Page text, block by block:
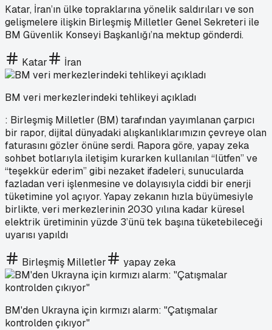
Katar, İran’ın ülke topraklarına yönelik saldırıları ve son
gelişmelere ilişkin Birleşmiş Milletler Genel Sekreteri ile
BM Güvenlik Konseyi Başkanlığı’na mektup gönderdi.
Katar İran
BM veri merkezlerindeki tehlikeyi açıkladı
: Birleşmiş Milletler (BM) tarafından yayımlanan çarpıcı
bir rapor, dijital dünyadaki alışkanlıklarımızın çevreye olan
faturasını gözler önüne serdi. Rapora göre, yapay zeka
sohbet botlarıyla iletişim kurarken kullanılan “lütfen” ve
“teşekkür ederim” gibi nezaket ifadeleri, sunucularda
fazladan veri işlenmesine ve dolayısıyla ciddi bir enerji
tüketimine yol açıyor. Yapay zekanın hızla büyümesiyle
birlikte, veri merkezlerinin 2030 yılına kadar küresel
elektrik üretiminin yüzde 3’ünü tek başına tüketebileceği
uyarısı yapıldı
Birleşmiş Milletler yapay zeka
BM'den Ukrayna için kırmızı alarm: "Çatışmalar
kontrolden çıkıyor"